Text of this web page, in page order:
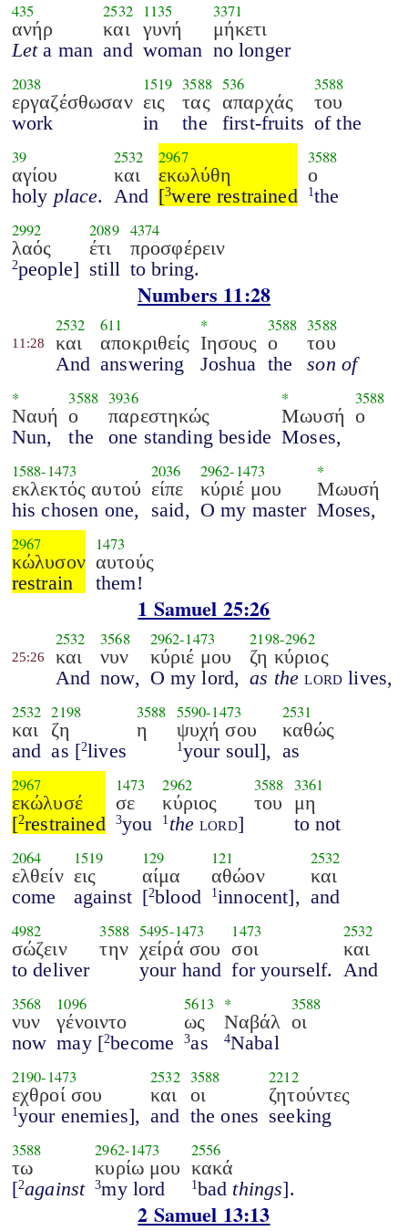
435
ανήρ
Leta man
2532
και
and
1135
γυνή
woman
3371
μήκετι
no longer
2038
εργαζέσθωσαν
work
1519
εις
in
3588
τας
the
536
απαρχάς
first-fruits
3588
του
of the
39
αγίου
holy place.
2532
και
And
2967
εκωλύθη
[3were restrained
3588
ο
1 the
2992
λαός
2people]
2089
έτι
still
4374
προσφέρειν
to bring.
Numbers 11:28
11:28
2532
και
And
611
αποκριθείς
answering
*
Ιησους
Joshua
3588
ο
the
3588
του
son of
*
Ναυή
Nun,
3588
ο
the
3936
παρεστηκώς
one standing beside
*
Μωυσή
Moses,
3588
ο
1588-1473
εκλεκτός αυτού
his chosen one,
2036
είπε
said,
2962-1473
κύριέ μου
O my master
*
Μωυσή
Moses,
2967
κώλυσον
restrain
1473
αυτούς
them!
1 Samuel 25:26
25:26
2532
και
And
3568
νυν
now,
2962-1473
κύριέ μου
O my lord,
2198-2962
ζη κύριος
as the lord lives,
2532
και
and
2198
ζη
as [2lives
3588
η
5590-1473
ψυχή σου
1 your soul],
2531
καθώς
as
2967
εκώλυσέ
[2restrained
1473
σε
3you
2962
κύριος
1 the lord]
3588
του
3361
μη
to not
2064
ελθείν
come
1519
εις
against
129
αίμα
[2blood
121
αθώον
1innocent],
2532
και
and
4982
σώζειν
to deliver
3588
την
5495-1473
χείρά σου
your hand
1473
σοι
for yourself.
2532
και
And
3568
νυν
now
1096
γένοιντο
may [2become
5613
ως
3as
*
Ναβάλ
4Nabal
3588
οι
2190-1473
εχθροί σου
1 your enemies],
2532
και
and
3588
οι
the ones
2212
ζητούντες
seeking
3588
τω
[2against
2962-1473
κυρίω μου
3my lord
2556
κακά
1 bad things].
2 Samuel 13:13